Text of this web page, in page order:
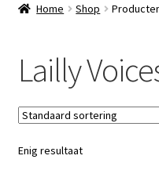
Assortiment
Account
Nieuws
Home Shop
Lailly
Enig resultaat